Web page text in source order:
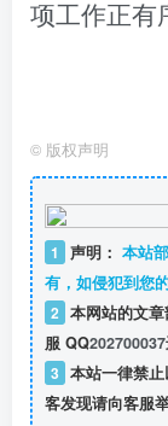
项工作正有
© 版权声明
1 声明： 本站
有，如侵犯到您
2 本网站的文
服 QQ202700037
3 本站一律禁
客发现请向客服